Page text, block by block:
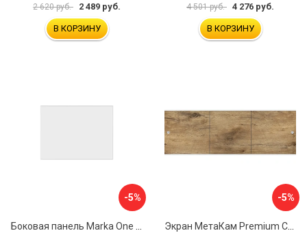
2 620 руб. 2 489 руб.
В КОРЗИНУ
4 501 руб. 4 276 руб.
В КОРЗИНУ
-5%
Боковая панель Marka One Flat 80 MG L 02бфл80мгл
-5%
Экран МетаКам Premium Collection 4650208860133